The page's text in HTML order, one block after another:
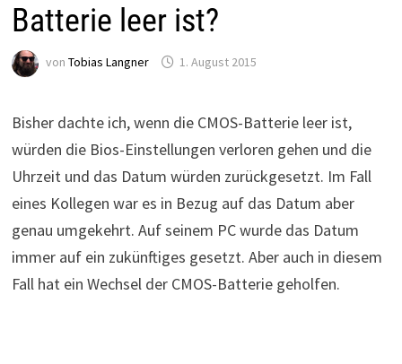
Batterie leer ist?
von Tobias Langner 1. August 2015
Bisher dachte ich, wenn die CMOS-Batterie leer ist,
würden die Bios-Einstellungen verloren gehen und die
Uhrzeit und das Datum würden zurückgesetzt. Im Fall
eines Kollegen war es in Bezug auf das Datum aber
genau umgekehrt. Auf seinem PC wurde das Datum
immer auf ein zukünftiges gesetzt. Aber auch in diesem
Fall hat ein Wechsel der CMOS-Batterie geholfen.